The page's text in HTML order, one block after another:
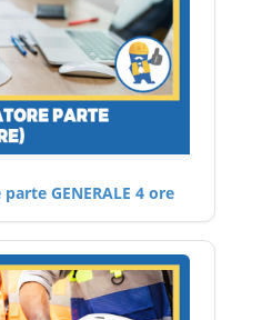
GENERALE 4 ore